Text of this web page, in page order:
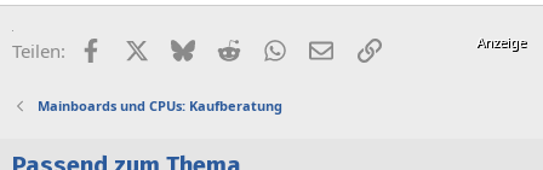
Teilen: FacebookX (Twitter)
BlueskyRedditWhatsApp
E-MailLink
Mainboards und CPUs: Kaufberatung